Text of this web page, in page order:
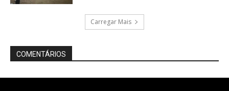
Carregar Mais
COMENTÁRIOS